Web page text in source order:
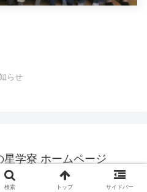
らせ
学寮 ホームページ
ホームページ All Rights Reserved
検索 トップ サイドバー